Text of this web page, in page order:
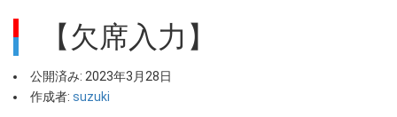
【欠席入力】
公開済み: 2023年3月28日
作成者: suzuki